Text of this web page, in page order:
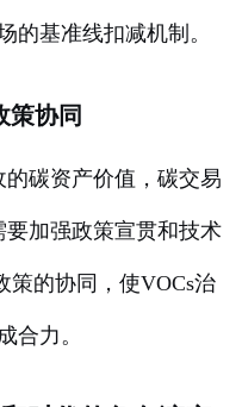
的基准线扣减机制。
策协同
碳资产价值，碳交易
加强政策宣贯和技术
策的协同，使VOCs治
合力。